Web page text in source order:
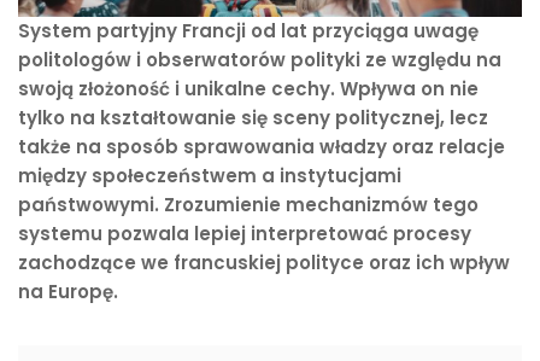
System partyjny Francji od lat przyciąga uwagę
politologów i obserwatorów polityki ze względu na
swoją złożoność i unikalne cechy. Wpływa on nie
tylko na kształtowanie się sceny politycznej, lecz
także na sposób sprawowania władzy oraz relacje
między społeczeństwem a instytucjami
państwowymi. Zrozumienie mechanizmów tego
systemu pozwala lepiej interpretować procesy
zachodzące we francuskiej polityce oraz ich wpływ
na Europę.